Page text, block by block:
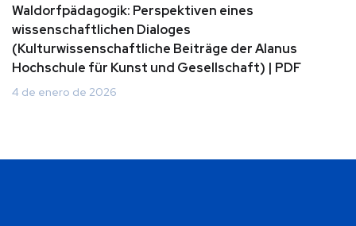
Waldorfpädagogik: Perspektiven eines
wissenschaftlichen Dialoges
(Kulturwissenschaftliche Beiträge der Alanus
Hochschule für Kunst und Gesellschaft) | PDF
4 de enero de 2026